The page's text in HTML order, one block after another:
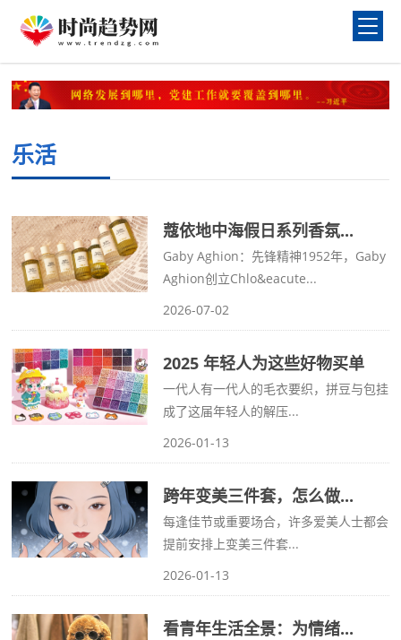
乐活
蔻依地中海假日系列香氛...
Gaby Aghion：先锋精神1952年，Gaby
Aghion创立Chlo&eacute...
2026-07-02
2025 年轻人为这些好物买单
一代人有一代人的毛衣要织，拼豆与包挂
成了这届年轻人的解压...
2026-01-13
跨年变美三件套，怎么做...
每逢佳节或重要场合，许多爱美人士都会
提前安排上变美三件套...
2026-01-13
看青年生活全景：为情绪...